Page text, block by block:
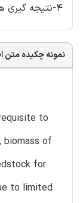
4-نتیجه گیری ها
نمونه چکیده متن
to
of
for
to limited